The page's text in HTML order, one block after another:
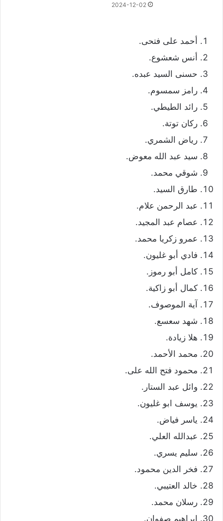
2024-12-02
أحمد على فتحى.
أنس شعشوع.
حسنى السيد عبده.
رامز سمسوم.
رائد الطيطي.
ركان توتة.
رياض الشمري.
سيد عبد الله معوض.
شوقي محمد.
طارق السيد.
عبد الرحمن علام.
عصام عبد المجيد.
عمرو زكريا محمد.
فادي أبو غليون.
كامل أبو رموز.
كمال أبو زاكية.
آية الموصوف.
شهد سعسع.
هلا زيادة.
محمد الأحمد.
محمود فتح الله على.
وائل عبد الستار.
يوسف ابو غليون.
ياسر فياض.
عبدالله العلي.
سليم يسري.
فخر الدين محمود.
خالد العتيبي.
رسلان محمد.
إبراهيم صفوان.